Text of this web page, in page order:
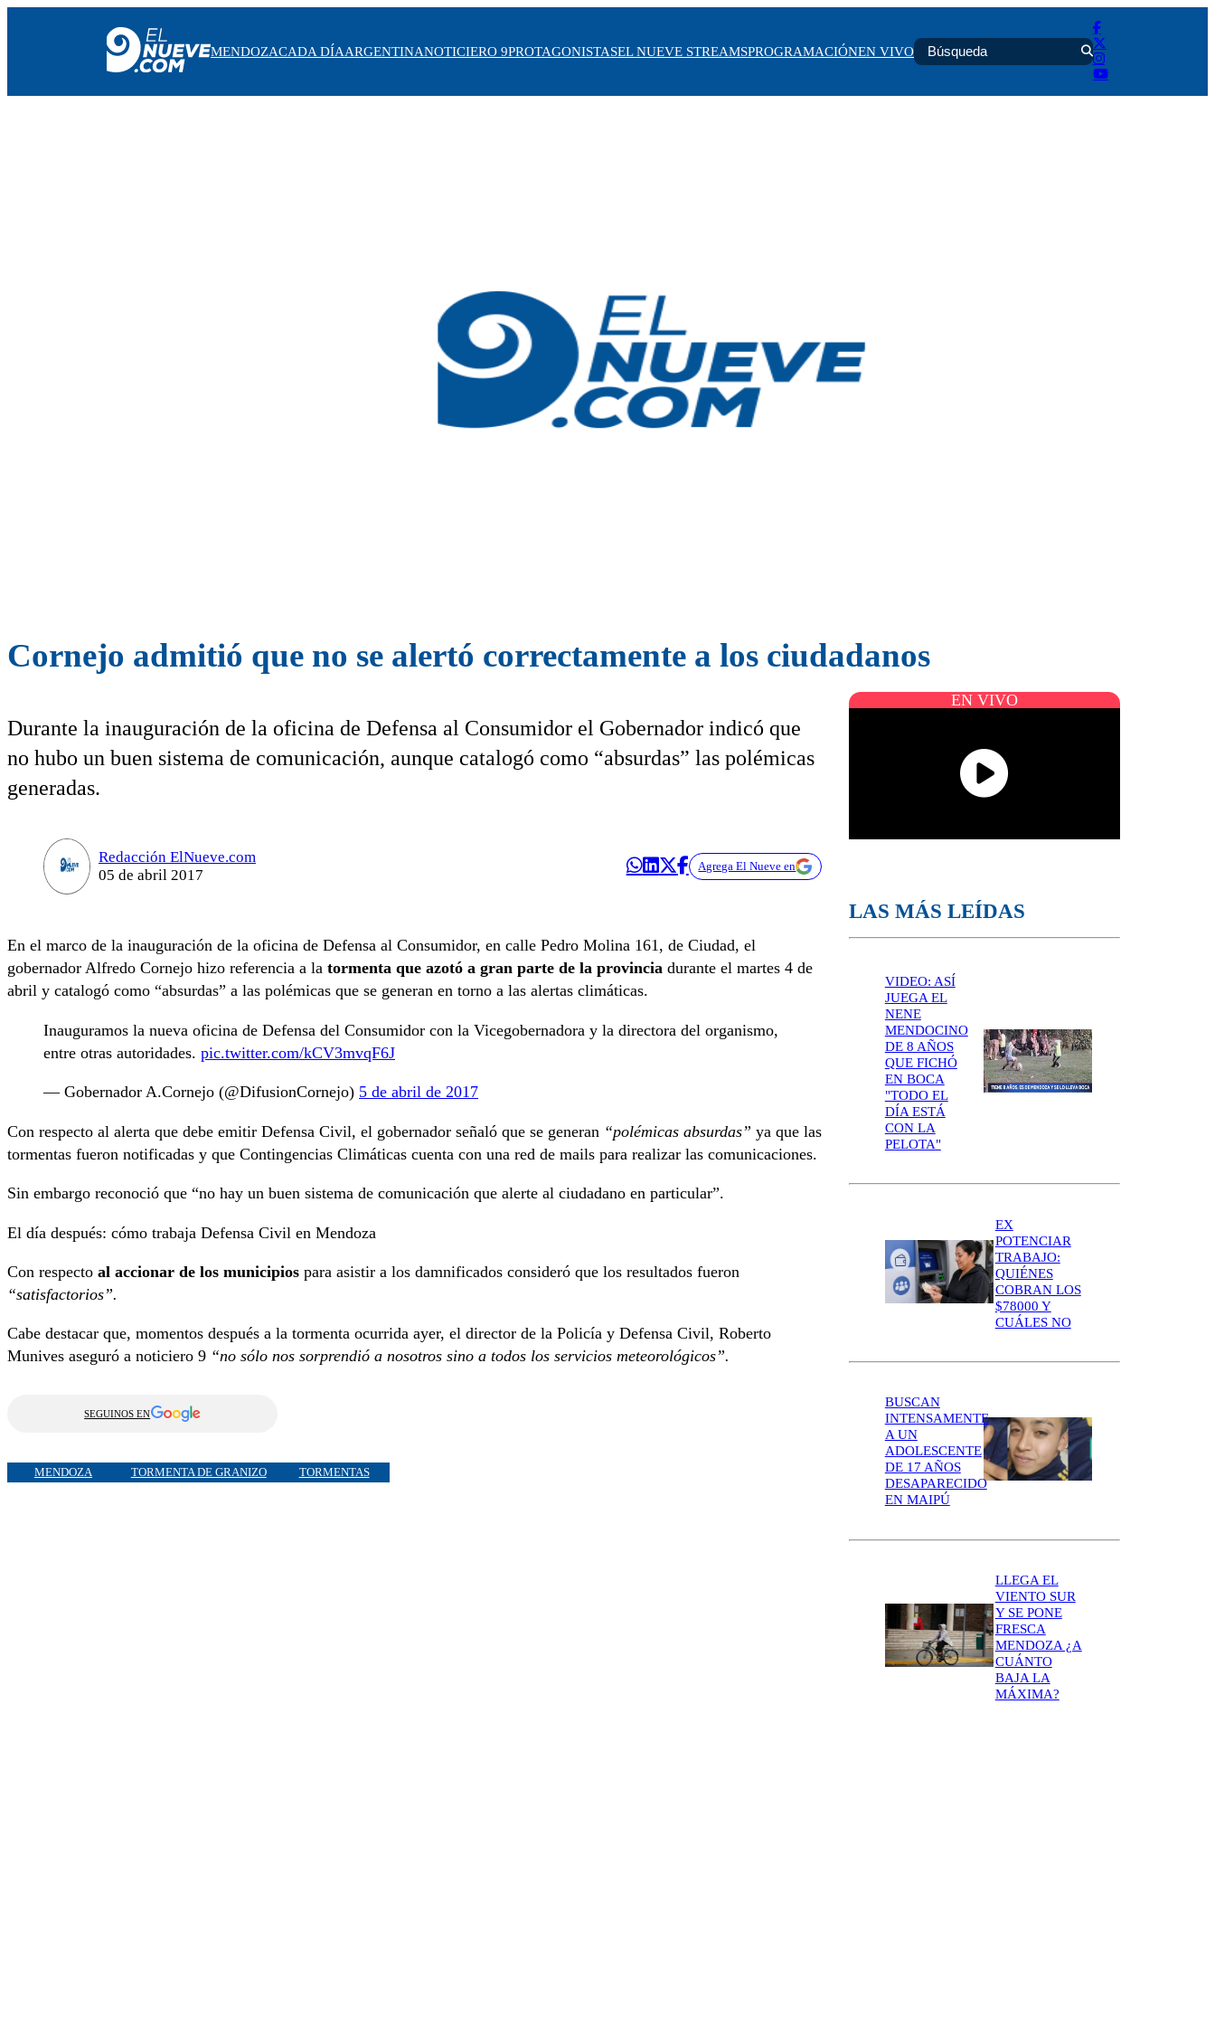
MENDOZACADA DÍAARGENTINANOTICIERO 9PROTAGONISTASEL NUEVE STREAMSPROGRAMACIÓNEN VIVO
Cornejo admitió que no se alertó correctamente a los ciudadanos
Durante la inauguración de la oficina de Defensa al Consumidor el Gobernador indicó que
no hubo un buen sistema de comunicación, aunque catalogó como “absurdas” las polémicas
generadas.
Redacción ElNueve.com
05 de abril 2017
Agrega El Nueve en
En el marco de la inauguración de la oficina de Defensa al Consumidor, en calle Pedro Molina 161, de Ciudad, el
gobernador Alfredo Cornejo hizo referencia a la tormenta que azotó a gran parte de la provincia durante el martes 4 de
abril y catalogó como “absurdas” a las polémicas que se generan en torno a las alertas climáticas.
Inauguramos la nueva oficina de Defensa del Consumidor con la Vicegobernadora y la directora del organismo,
entre otras autoridades. pic.twitter.com/kCV3mvqF6J
— Gobernador A.Cornejo (@DifusionCornejo) 5 de abril de 2017
Con respecto al alerta que debe emitir Defensa Civil, el gobernador señaló que se generan “polémicas absurdas” ya que las
tormentas fueron notificadas y que Contingencias Climáticas cuenta con una red de mails para realizar las comunicaciones.
Sin embargo reconoció que “no hay un buen sistema de comunicación que alerte al ciudadano en particular”.
El día después: cómo trabaja Defensa Civil en Mendoza
Con respecto al accionar de los municipios para asistir a los damnificados consideró que los resultados fueron
“satisfactorios”.
Cabe destacar que, momentos después a la tormenta ocurrida ayer, el director de la Policía y Defensa Civil, Roberto
Munives aseguró a noticiero 9 “no sólo nos sorprendió a nosotros sino a todos los servicios meteorológicos”.
SEGUINOS EN
MENDOZA TORMENTA DE GRANIZO TORMENTAS
EN VIVO
LAS MÁS LEÍDAS
VIDEO: ASÍ
JUEGA EL
NENE
MENDOCINO
DE 8 AÑOS
QUE FICHÓ
EN BOCA
"TODO EL
DÍA ESTÁ
CON LA
PELOTA"
EX
POTENCIAR
TRABAJO:
QUIÉNES
COBRAN LOS
$78000 Y
CUÁLES NO
BUSCAN
INTENSAMENTE
A UN
ADOLESCENTE
DE 17 AÑOS
DESAPARECIDO
EN MAIPÚ
LLEGA EL
VIENTO SUR
Y SE PONE
FRESCA
MENDOZA ¿A
CUÁNTO
BAJA LA
MÁXIMA?